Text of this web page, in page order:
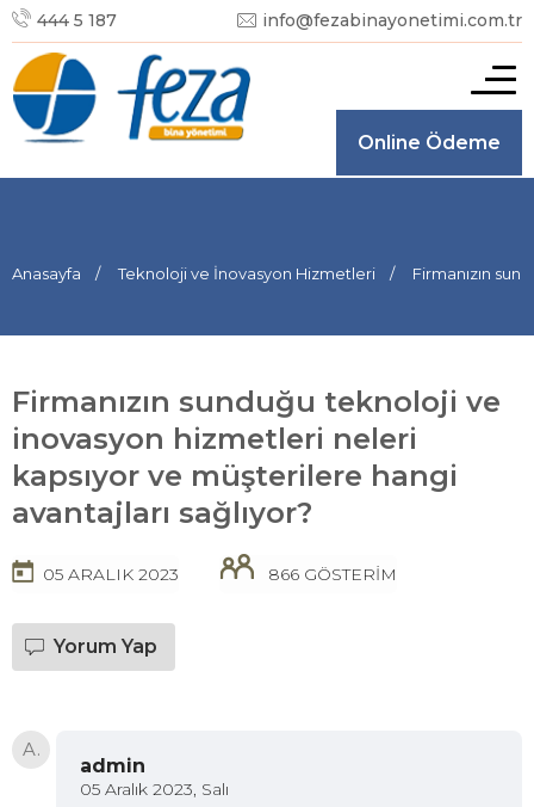
444 5 187 info@fezabinayonetimi.com.tr
Online Ödeme
Anasayfa Teknoloji ve İnovasyon Hizmetleri Firmanızın
Firmanızın sunduğu teknoloji ve
inovasyon hizmetleri neleri
kapsıyor ve müşterilere hangi
avantajları sağlıyor?
05 ARALIK 2023 866 GÖSTERİM
Yorum Yap
A.
admin
05 Aralık 2023, Salı